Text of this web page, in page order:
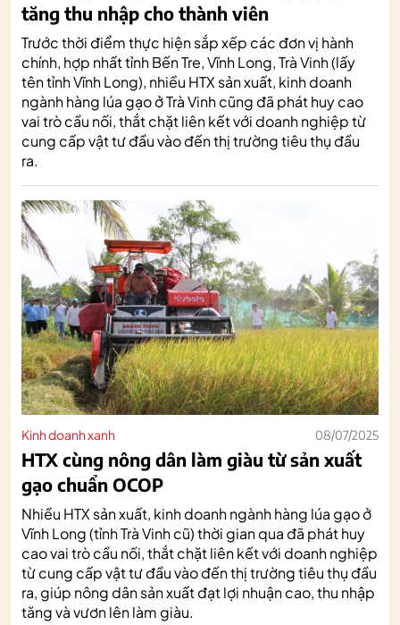
tăng thu nhập cho thành viên
Trước thời điểm thực hiện sắp xếp các đơn vị hành
chính, hợp nhất tỉnh Bến Tre, Vĩnh Long, Trà Vinh (lấy
tên tỉnh Vĩnh Long), nhiều HTX sản xuất, kinh doanh
ngành hàng lúa gạo ở Trà Vinh cũng đã phát huy cao
vai trò cầu nối, thắt chặt liên kết với doanh nghiệp từ
cung cấp vật tư đầu vào đến thị trường tiêu thụ đầu
ra.
Kinh doanh xanh 08/07/2025
HTX cùng nông dân làm giàu từ sản xuất
gạo chuẩn OCOP
Nhiều HTX sản xuất, kinh doanh ngành hàng lúa gạo ở
Vĩnh Long (tỉnh Trà Vinh cũ) thời gian qua đã phát huy
cao vai trò cầu nối, thắt chặt liên kết với doanh nghiệp
từ cung cấp vật tư đầu vào đến thị trường tiêu thụ đầu
ra, giúp nông dân sản xuất đạt lợi nhuận cao, thu nhập
tăng và vươn lên làm giàu.